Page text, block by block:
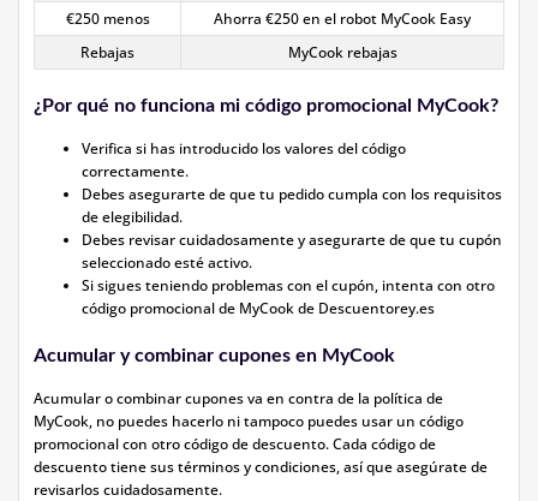
€250 menos
Ahorra €250 en el robot MyCook Easy
Rebajas
MyCook rebajas
¿Por qué no funciona mi código promocional MyCook?
Verifica si has introducido los valores del código
correctamente.
Debes asegurarte de que tu pedido cumpla con los requisitos
de elegibilidad.
Debes revisar cuidadosamente y asegurarte de que tu cupón
seleccionado esté activo.
Si sigues teniendo problemas con el cupón, intenta con otro
código promocional de MyCook de Descuentorey.es
Acumular y combinar cupones en MyCook
Acumular o combinar cupones va en contra de la política de
MyCook, no puedes hacerlo ni tampoco puedes usar un código
promocional con otro código de descuento. Cada código de
descuento tiene sus términos y condiciones, así que asegúrate de
revisarlos cuidadosamente.